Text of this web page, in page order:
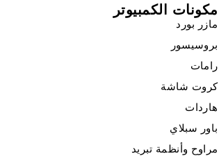
مكونات الكمبيوتر
مازر بورد
بروسيسور
رامات
كروت شاشة
هاردات
باور سبلاي
مراوح وأنظمة تبريد